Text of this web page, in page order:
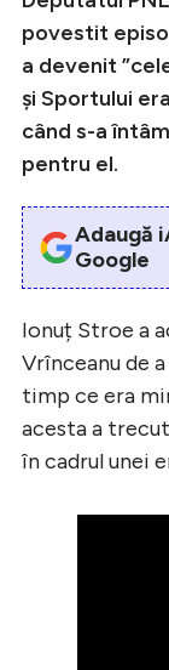
povestit
a devenit
și Sportului
când s-a
pentru el.
Adaugă
Google
Ionuț Stroe a
Vrînceanu de
timp ce era
acesta a
în cadrul unei